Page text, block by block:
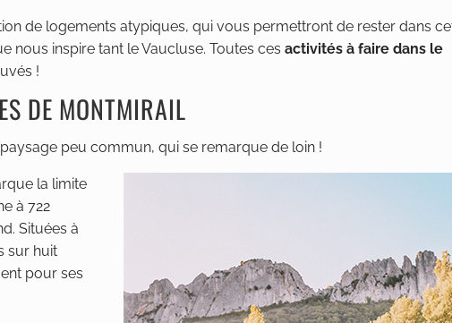
de logements atypiques, qui vous permettront de rester dans
nous inspire tant le Vaucluse. Toutes ces activités à faire dans le
!
DE MONTMIRAIL
peu commun, qui se remarque de loin !
la limite
à 722
Situées à
sur huit
pour ses